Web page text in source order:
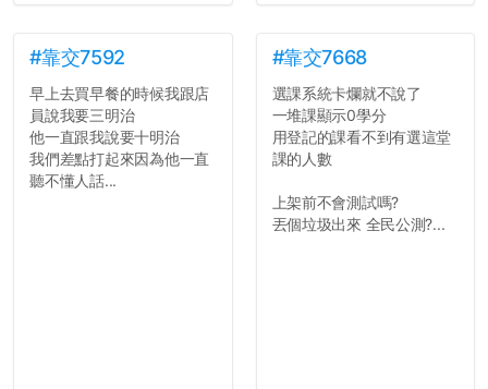
#靠交7592
早上去買早餐的時候我跟店
員說我要三明治
他一直跟我說要十明治
我們差點打起來因為他一直
聽不懂人話...
#靠交7668
選課系統卡爛就不說了
一堆課顯示0學分
用登記的課看不到有選這堂
課的人數
上架前不會測試嗎?
丟個垃圾出來 全民公測?...